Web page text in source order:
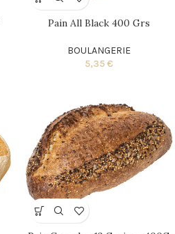
Pain All Black 400 Grs
BOULANGERIE
5,35€